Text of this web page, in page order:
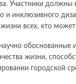
Участники
и инклюзивного
всех, кто может
обоснованные
жизни,
городской